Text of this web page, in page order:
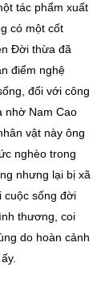
tác phẩm xuất
có một cốt
Đời thừa đã
điểm nghệ
đối với công
nhờ Nam Cao
vật này ông
nghèo trong
nhưng lại bị xã
cuộc sống đời
thương, coi
do hoàn cảnh